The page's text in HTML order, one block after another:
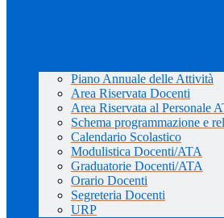
Piano Annuale delle Attività
Area Riservata Docenti
Area Riservata al Personale
Schema programmazione e
Calendario Scolastico
Modulistica Docenti/ATA
Graduatorie Docenti/ATA
Orario Docenti
Segreteria Docenti
URP